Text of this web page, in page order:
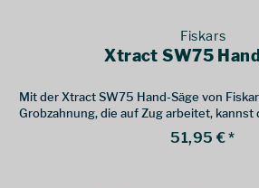
Fiskars
Xtract SW75
Mit der Xtract SW75 Hand-Säge von
Grobzahnung, die auf Zug arbeitet,
12 cm besonders gut sägen.51,95 € *